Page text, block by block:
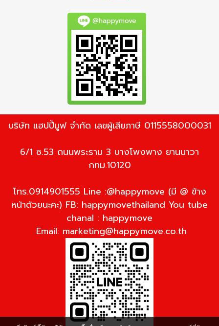
@happymove
บริษัท แฮปปี้มูฟ จำกัด เลขผู้เสียภาษี 0115558000031
6/1 ซ.53 ถนนพระราม 3 บางโพงพาง ยานนาวา
กทม.10120
โทร.0914901555 Line :@happymove (มี @ ข้าง
หน้าด้วยนะคะ) FB: happymovethailand You tube
chanal : happymove
Email: marketing@happymove.co.th